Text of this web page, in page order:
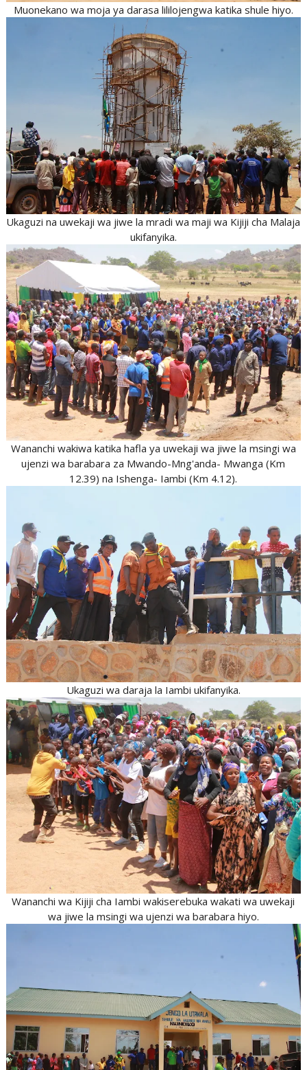
Muonekano wa moja ya darasa lililojengwa katika shule hiyo.
Ukaguzi na uwekaji wa jiwe la mradi wa maji wa Kijiji cha Malaja
ukifanyika.
Wananchi wakiwa katika hafla ya uwekaji wa jiwe la msingi wa
ujenzi wa barabara za Mwando-Mng'anda- Mwanga (Km
12.39) na Ishenga- Iambi (Km 4.12).
Ukaguzi wa daraja la Iambi ukifanyika.
Wananchi wa Kijiji cha Iambi wakiserebuka wakati wa uwekaji
wa jiwe la msingi wa ujenzi wa barabara hiyo.